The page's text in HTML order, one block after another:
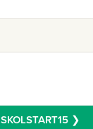
SKOLSTART15❯